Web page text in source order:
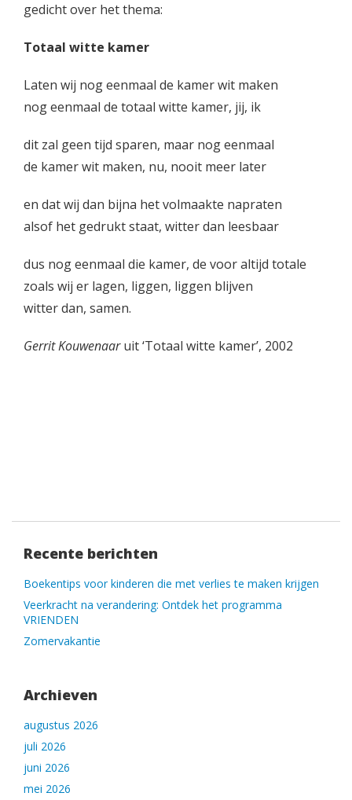
gedicht over het thema:
Totaal witte kamer
Laten wij nog eenmaal de kamer wit maken
nog eenmaal de totaal witte kamer, jij, ik
dit zal geen tijd sparen, maar nog eenmaal
de kamer wit maken, nu, nooit meer later
en dat wij dan bijna het volmaakte napraten
alsof het gedrukt staat, witter dan leesbaar
dus nog eenmaal die kamer, de voor altijd totale
zoals wij er lagen, liggen, liggen blijven
witter dan, samen.
Gerrit Kouwenaaruit ‘Totaal witte kamer’, 2002
Recente berichten
Boekentips voor kinderen die met verlies te maken krijgen
Veerkracht na verandering: Ontdek het programma
VRIENDEN
Zomervakantie
Archieven
augustus 2026
juli 2026
juni 2026
mei 2026